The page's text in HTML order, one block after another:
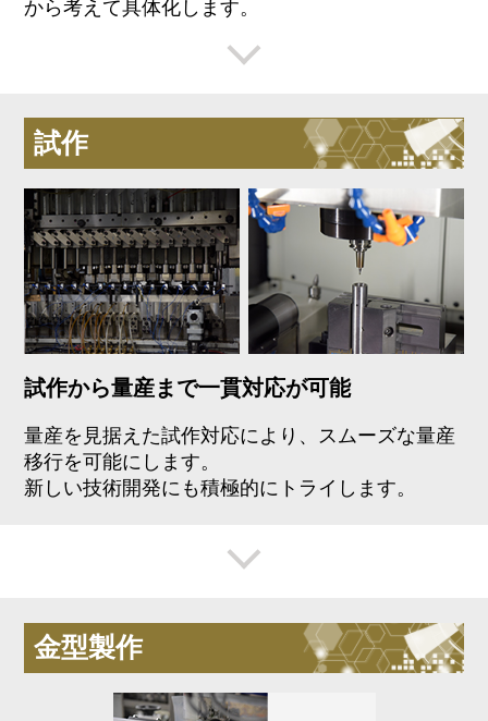
から考えて具体化します。
試作
試作から量産まで一貫対応が可能
量産を見据えた試作対応により、スムーズな量産
移行を可能にします。
新しい技術開発にも積極的にトライします。
金型製作